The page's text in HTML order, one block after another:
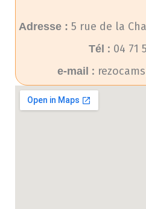
Adresse : 5 rue de la
Tél : 04 71
e-mail :